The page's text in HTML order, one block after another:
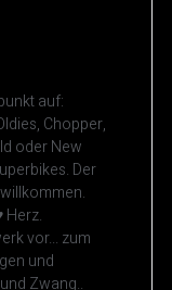
auf:
Chopper,
oder New
Der
Herz.
vor... zum
und
Zwang..